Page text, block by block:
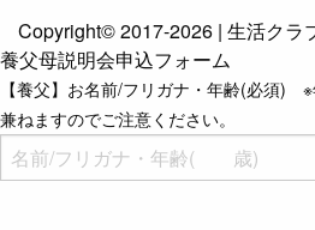
Copyright© 2017-2026 | 生活クラ
養父母説明会申込フォーム
【養父】お名前/フリガナ・年齢(必須)
兼ねますのでご注意ください。